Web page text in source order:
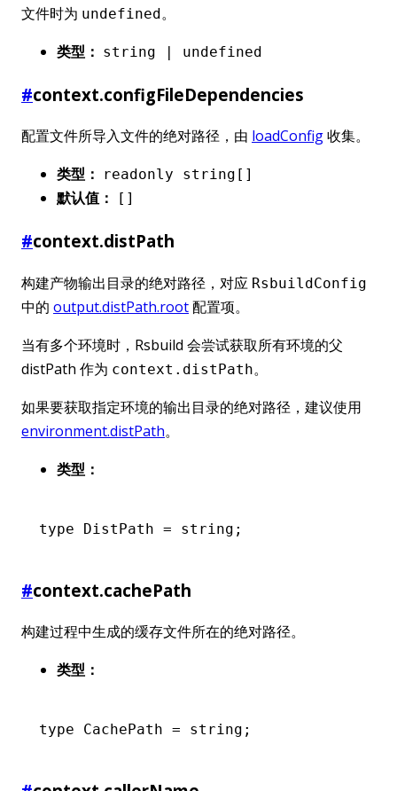
文件时为 undefined。
类型： string | undefined
#context.configFileDependencies
配置文件所导入文件的绝对路径，由 loadConfig收集。
类型：
readonly string[]
默认值： []
#context.distPath
构建产物输出目录的绝对路径，对应 RsbuildConfig
中的 output.distPath.root配置项。
当有多个环境时，Rsbuild 会尝试获取所有环境的父
distPath 作为 context.distPath。
如果要获取指定环境的输出目录的绝对路径，建议使用
environment.distPath。
类型：
type DistPath = string ;
#context.cachePath
构建过程中生成的缓存文件所在的绝对路径。
类型：
type CachePath = string ;